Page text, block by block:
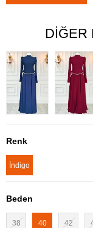
DIĞER
Renk
İndigo
Beden
38 40 42